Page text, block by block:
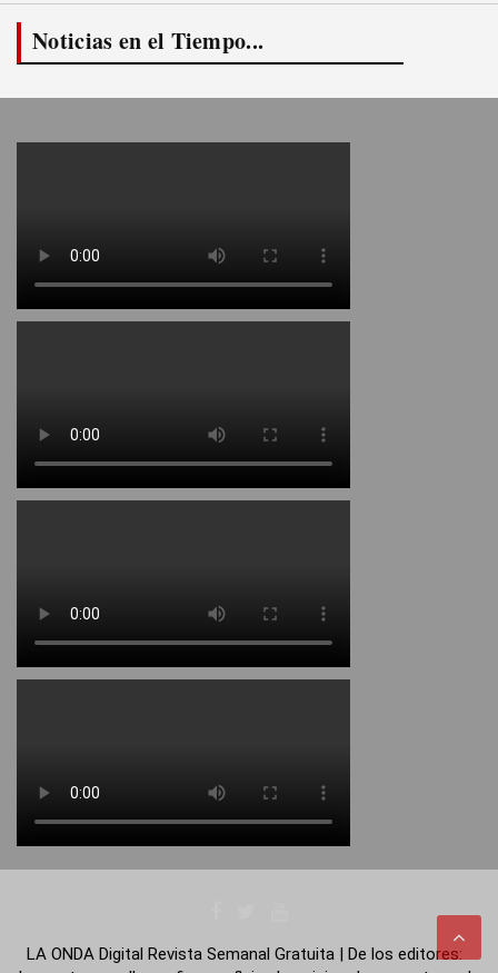
Noticias en el Tiempo...
LA ONDA Digital Revista Semanal Gratuita | De los editores: